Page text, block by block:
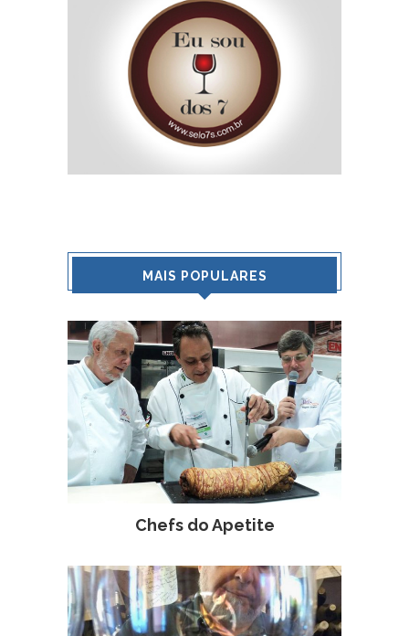
MAIS POPULARES
Chefs do Apetite